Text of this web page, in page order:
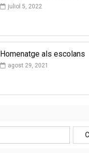
juliol 5, 2022
Homenatge als escolans
agost 29, 2021